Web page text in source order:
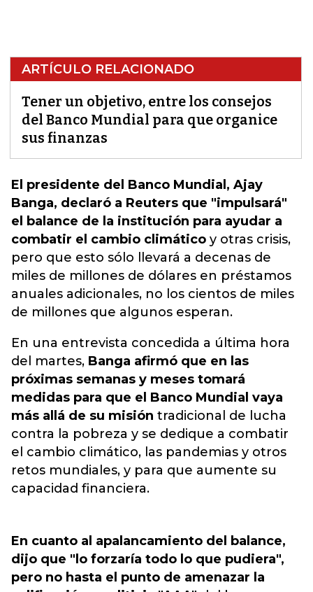
ARTÍCULO RELACIONADO
Tener un objetivo, entre los consejos
del Banco Mundial para que organice
sus finanzas
El presidente del Banco Mundial, Ajay
Banga, declaró a Reuters que "impulsará"
el balance de la institución para ayudar a
combatir el cambio climático y otras crisis,
pero que esto sólo llevará a decenas de
miles de millones de dólares en préstamos
anuales adicionales, no los cientos de miles
de millones que algunos esperan.
En una entrevista concedida a última hora
del martes, Banga afirmó que en las
próximas semanas y meses tomará
medidas para que el Banco Mundial vaya
más allá de su misión tradicional de lucha
contra la pobreza y se dedique a combatir
el cambio climático, las pandemias y otros
retos mundiales, y para que aumente su
capacidad financiera.
En cuanto al apalancamiento del balance,
dijo que "lo forzaría todo lo que pudiera",
pero no hasta el punto de amenazar la